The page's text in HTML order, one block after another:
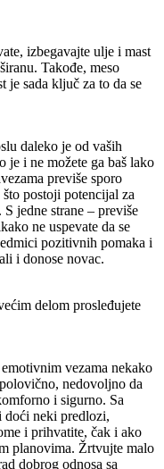
izbegavajte ulje i mast
Takođe, meso
je sada ključ za to da se
daleko je od vaših
je i ne možete ga baš lako
previše sporo
postoji potencijal za
jedne strane – previše
ne uspevate da se
pozitivnih pomaka i
i donose novac.
delom prosleđujete
vezama nekako
nedovoljno da
i sigurno. Sa
doći neki predlozi,
i prihvatite, čak i ako
planovima. Žrtvujte malo
dobrog odnosa sa